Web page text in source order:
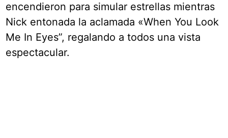
encendieron para simular estrellas mientras
Nick entonada la aclamada «When You Look
Me In Eyes”, regalando a todos una vista
espectacular.